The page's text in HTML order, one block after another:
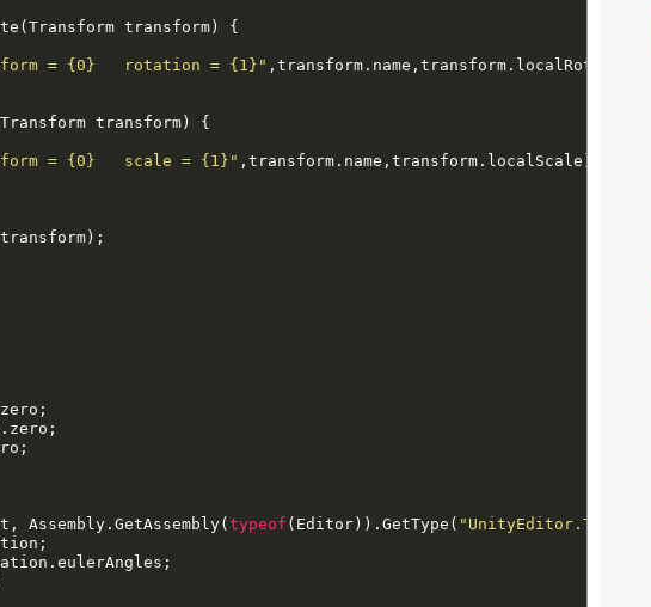
= {0}   rotation = {1}"
= {0}   scale = {1}" ,transform.name,transform.localScale));
transform);
Assembly.GetAssembly(
typeof (Editor)).GetType(